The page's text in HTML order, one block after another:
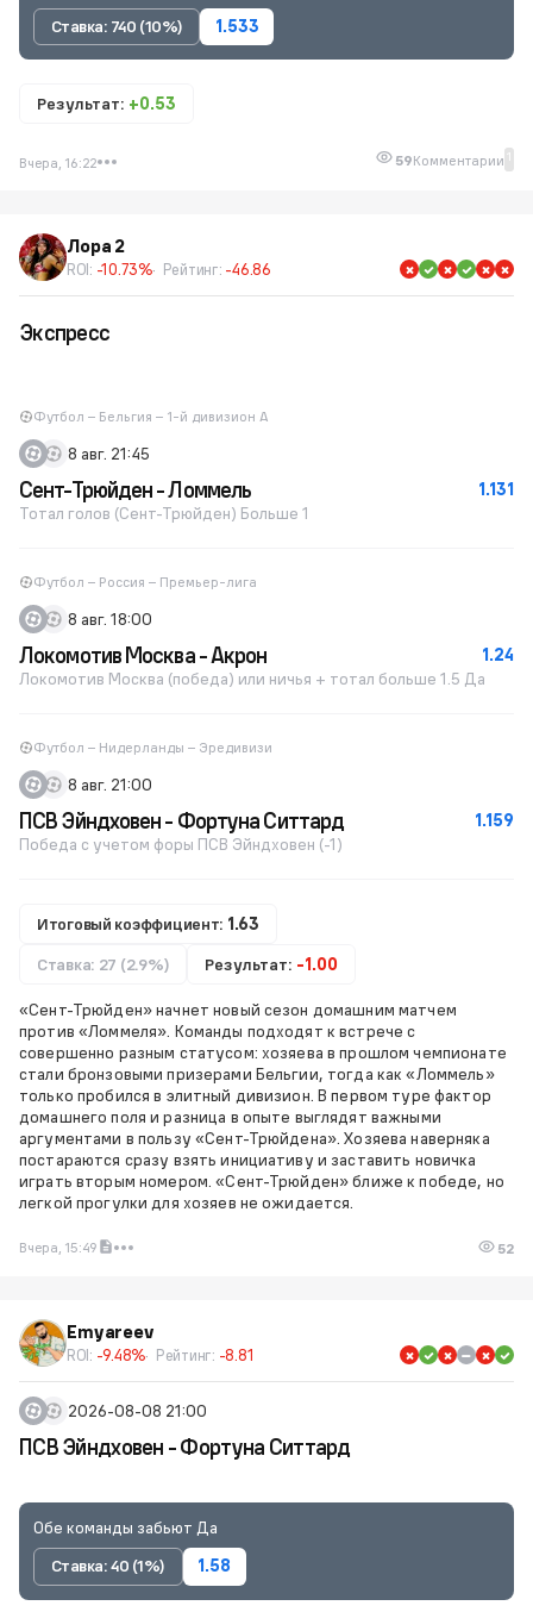
Ставка: 740 (10%) 1.533
Результат: +0.53
Вчера, 16:22 59Комментарии 1
Лора 2
ROI: -10.73% Рейтинг: -46.86
Экспресс
Футбол – Бельгия – 1-й дивизион A
8 авг. 21:45
1.131
Сент-Трюйден - Ломмель
Тотал голов (Сент-Трюйден) Больше 1
Футбол – Россия – Премьер-лига
8 авг. 18:00
1.24
Локомотив Москва - Акрон
Локомотив Москва (победа) или ничья + тотал больше 1.5 Да
Футбол – Нидерланды – Эредивизи
8 авг. 21:00
1.159
ПСВ Эйндховен - Фортуна Ситтард
Победа с учетом форы ПСВ Эйндховен (-1)
Итоговый коэффициент: 1.63
Ставка: 27 (2.9%)
Результат: -1.00
«Сент-Трюйден» начнет новый сезон домашним матчем
против «Ломмеля». Команды подходят к встрече с
совершенно разным статусом: хозяева в прошлом чемпионате
стали бронзовыми призерами Бельгии, тогда как «Ломмель»
только пробился в элитный дивизион. В первом туре фактор
домашнего поля и разница в опыте выглядят важными
аргументами в пользу «Сент-Трюйдена». Хозяева наверняка
постараются сразу взять инициативу и заставить новичка
играть вторым номером. «Сент-Трюйден» ближе к победе, но
легкой прогулки для хозяев не ожидается.
Вчера, 15:49 52
Emyareev
ROI: -9.48% Рейтинг: -8.81
2026-08-08 21:00
ПСВ Эйндховен - Фортуна Ситтард
Обе команды забьют Да
Ставка: 40 (1%)
1.58